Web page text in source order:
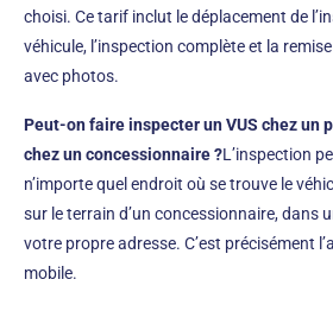
choisi. Ce tarif inclut le déplacement de
véhicule, l’inspection complète et la
avec photos.
Peut-on faire inspecter un VUS chez un
chez un concessionnaire ?L’inspection
n’importe quel endroit où se trouve le
sur le terrain d’un concessionnaire, dans
votre propre adresse. C’est précisément
mobile.